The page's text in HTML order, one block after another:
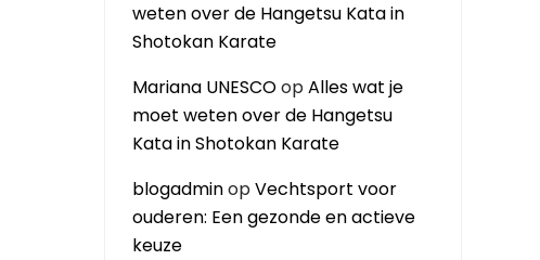
weten over de Hangetsu Kata in
Shotokan Karate
Mariana UNESCOopAlles wat je
moet weten over de Hangetsu
Kata in Shotokan Karate
blogadminopVechtsport voor
ouderen: Een gezonde en actieve
keuze